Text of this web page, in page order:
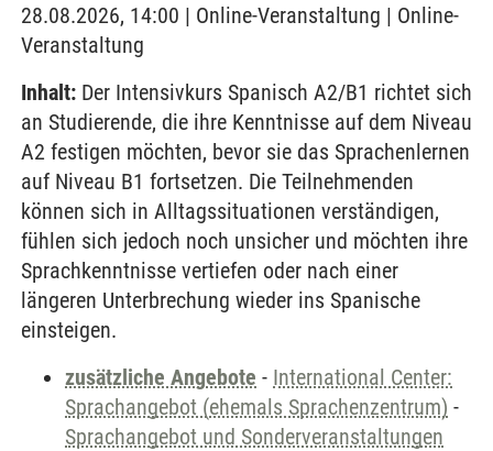
28.08.2026, 14:00 | Online-Veranstaltung | Online-
Veranstaltung
Inhalt: Der Intensivkurs Spanisch A2/B1 richtet sich
an Studierende, die ihre Kenntnisse auf dem Niveau
A2 festigen möchten, bevor sie das Sprachenlernen
auf Niveau B1 fortsetzen. Die Teilnehmenden
können sich in Alltagssituationen verständigen,
fühlen sich jedoch noch unsicher und möchten ihre
Sprachkenntnisse vertiefen oder nach einer
längeren Unterbrechung wieder ins Spanische
einsteigen.
zusätzliche Angebote - International Center:
Sprachangebot (ehemals Sprachenzentrum) -
Sprachangebot und Sonderveranstaltungen